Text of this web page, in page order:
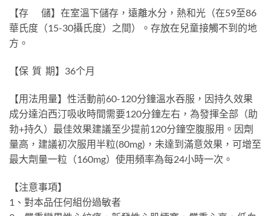
【存 儲】在室溫下儲存，遠離水分，熱和光（在59至86
華氏度（15-30攝氏度）之間）。存放在兒童接觸不到的地
方。
【保 質 期】36个月
【用法用量】性活動前60-120分鐘溫水吞服，因持久效果
成分達泊西汀吸收時間需要120分鐘左右，為發揮全部（助
勃+持久）最佳效果建議至少提前120分鐘空腹服用。因劑
量高，建議初次服用半粒(80mg)，未達到滿意效果，可增至
最大劑量一粒（160mg）使用頻率為每24小時一次。
【注意事項】
1、對本品任何組份過敏者